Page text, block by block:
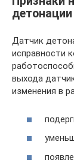
Датчик
исправности
выхода
изменения в